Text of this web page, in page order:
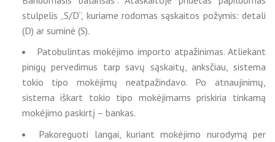
stulpelis „S/D“, kuriame rodomas sąskaitos požymis: detali
(D) ar suminė (S).
Patobulintas mokėjimo importo atpažinimas. Atliekant
pinigų pervedimus tarp savų sąskaitų, anksčiau, sistema
tokio tipo mokėjimų neatpažindavo. Po atnaujinimų,
sistema iškart tokio tipo mokėjimams priskiria tinkamą
mokėjimo paskirtį – bankas.
Pakoreguoti langai, kuriant mokėjimo nurodymą per